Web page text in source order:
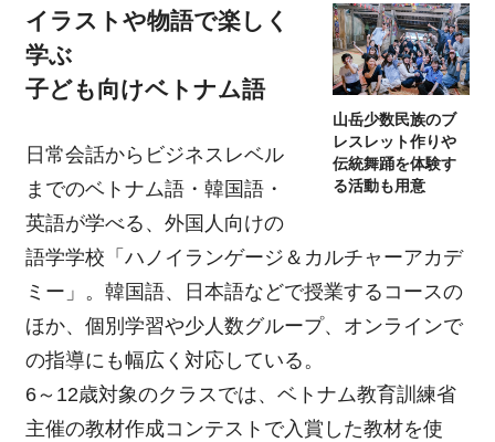
山岳少数民族のブ
レスレット作りや
伝統舞踊を体験す
る活動も用意
イラストや物語で楽しく
学ぶ
子ども向けベトナム語
日常会話からビジネスレベル
までのベトナム語・韓国語・
英語が学べる、外国人向けの
語学学校「ハノイランゲージ＆カルチャーアカデ
ミー」。韓国語、日本語などで授業するコースの
ほか、個別学習や少人数グループ、オンラインで
の指導にも幅広く対応している。
6～12歳対象のクラスでは、ベトナム教育訓練省
主催の教材作成コンテストで入賞した教材を使